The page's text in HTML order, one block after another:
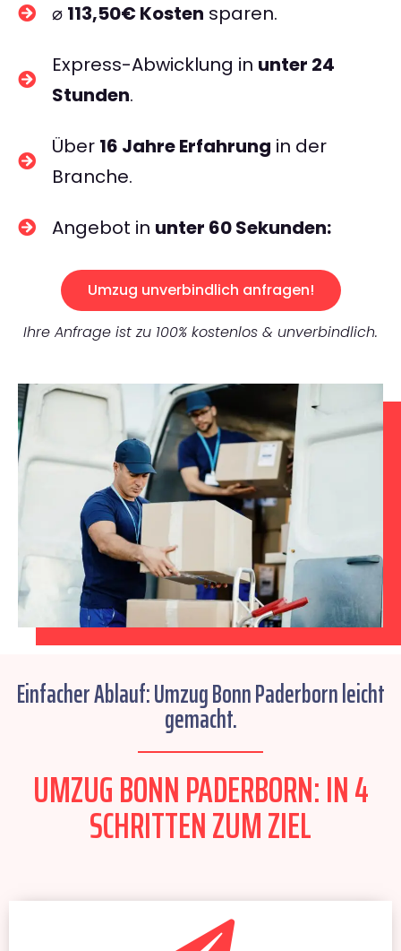
⌀ 113,50€ Kosten sparen.
Express-Abwicklung in unter 24
Stunden.
Über 16 Jahre Erfahrung in der
Branche.
Angebot in unter 60 Sekunden:
Umzug unverbindlich anfragen!
Ihre Anfrage ist zu 100% kostenlos & unverbindlich.
Einfacher Ablauf: Umzug Bonn Paderborn leicht
gemacht.
UMZUG BONN PADERBORN: IN 4
SCHRITTEN ZUM ZIEL